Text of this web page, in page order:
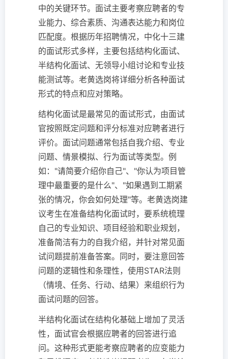
中的关键环节。面试主要考察应聘者的专
业能力、综合素质、沟通表达能力和岗位
匹配度。根据历年招聘情况，中化十三建
的面试形式多样，主要包括结构化面试、
半结构化面试、无领导小组讨论和专业技
能测试等。老黄选岗将详细分析各种面试
形式的特点和应对策略。
结构化面试是最常见的面试形式，由面试
官按照既定问题和评分标准对应聘者进行
评价。面试问题通常包括自我介绍、专业
问题、情景模拟、行为面试等类型。例
如："请简要介绍你自己"、"你认为项目管
理中最重要的是什么"、"如果遇到工期紧
张的情况，你会如何处理"等。老黄选岗建
议考生在准备结构化面试时，要系统梳理
自己的专业知识、项目经验和职业规划，
准备简洁有力的自我介绍，并针对常见面
试问题提前准备答案。同时，要注意回答
问题的逻辑性和条理性，使用STAR法则
（情境、任务、行动、结果）来组织行为
面试问题的回答。
半结构化面试在结构化基础上增加了灵活
性，面试官会根据应聘者的回答进行追
问。这种形式更能考察应聘者的应变能力